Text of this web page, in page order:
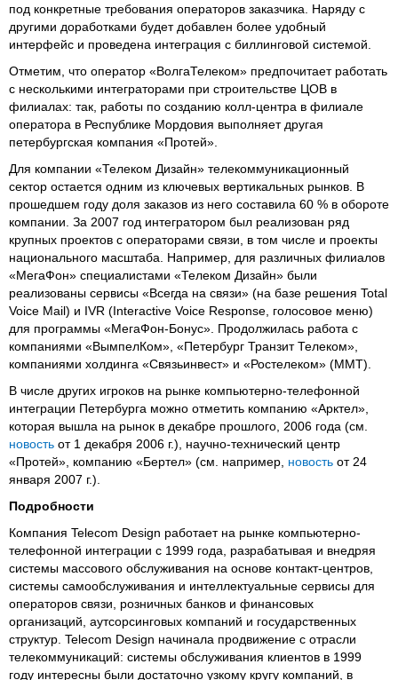
под конкретные требования операторов заказчика. Наряду с
другими доработками будет добавлен более удобный
интерфейс и проведена интеграция с биллинговой системой.
Отметим, что оператор «ВолгаТелеком» предпочитает работать
с несколькими интеграторами при строительстве ЦОВ в
филиалах: так, работы по созданию колл-центра в филиале
оператора в Республике Мордовия выполняет другая
петербургская компания «Протей».
Для компании «Телеком Дизайн» телекоммуникационный
сектор остается одним из ключевых вертикальных рынков. В
прошедшем году доля заказов из него составила 60 % в обороте
компании. За 2007 год интегратором был реализован ряд
крупных проектов с операторами связи, в том числе и проекты
национального масштаба. Например, для различных филиалов
«МегаФон» специалистами «Телеком Дизайн» были
реализованы сервисы «Всегда на связи» (на базе решения Total
Voice Mail) и IVR (Interactive Voice Response, голосовое меню)
для программы «МегаФон-Бонус». Продолжилась работа с
компаниями «ВымпелКом», «Петербург Транзит Телеком»,
компаниями холдинга «Связьинвест» и «Ростелеком» (ММТ).
В числе других игроков на рынке компьютерно-телефонной
интеграции Петербурга можно отметить компанию «Арктел»,
которая вышла на рынок в декабре прошлого, 2006 года (см.
новость от 1 декабря 2006 г.), научно-технический центр
«Протей», компанию «Бертел» (см. например, новость от 24
января 2007 г.).
Подробности
Компания Telecom Design работает на рынке компьютерно-
телефонной интеграции с 1999 года, разрабатывая и внедряя
системы массового обслуживания на основе контакт-центров,
системы самообслуживания и интеллектуальные сервисы для
операторов связи, розничных банков и финансовых
организаций, аутсорсинговых компаний и государственных
структур. Telecom Design начинала продвижение с отрасли
телекоммуникаций: системы обслуживания клиентов в 1999
году интересны были достаточно узкому кругу компаний, в